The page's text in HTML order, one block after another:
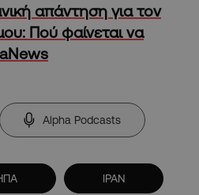
απάντηση για τον
Πού φαίνεται να
Alpha Podcasts
ΙΡΑΝ